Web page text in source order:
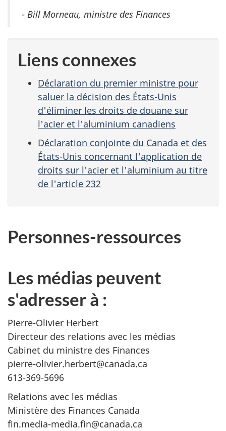
- Bill Morneau, ministre des Finances
Liens connexes
Déclaration du premier ministre pour
saluer la décision des États-Unis
d'éliminer les droits de douane sur
l'acier et l'aluminium canadiens
Déclaration conjointe du Canada et des
États-Unis concernant l'application de
droits sur l'acier et l'aluminium au titre
de l'article 232
Personnes-ressources
Les médias peuvent
s'adresser à :
Pierre-Olivier Herbert
Directeur des relations avec les médias
Cabinet du ministre des Finances
pierre-olivier.herbert@canada.ca
613-369-5696
Relations avec les médias
Ministère des Finances Canada
fin.media-media.fin@canada.ca